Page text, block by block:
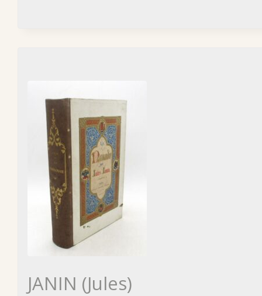
JANIN (Jules)